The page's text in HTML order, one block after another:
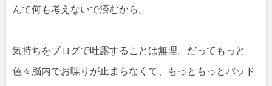
んて何も考えないで済むから。
気持ちをブログで吐露することは無理。だってもっと
色々脳内でお喋りが止まらなくて、もっともっとバッド